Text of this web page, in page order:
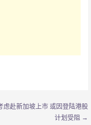
虑赴新加坡上市 或因登陆港股
计划受阻 →